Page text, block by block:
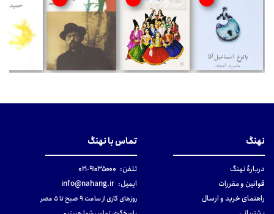
نهنگ
دربارهٔ نهنگ
قوانین و مقررات
راهنمای خرید و ارسال
تماس با نهنگ
تلفن: ۹۱۰۳۵۰۰۰-۰۲۱
ایمیل: info@nahang.ir
روزهای کاری از ساعت ۹ صبح تا ۵ عصر